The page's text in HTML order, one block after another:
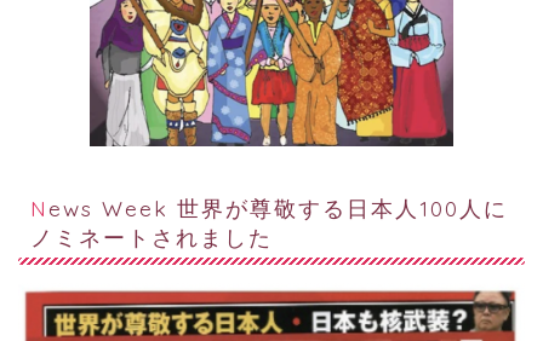
News Week 世界が尊敬する日本人100人に
ノミネートされました